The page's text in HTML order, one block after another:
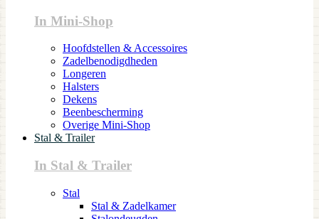
In Mini-Shop
Hoofdstellen & Accessoires
Zadelbenodigdheden
Longeren
Halsters
Dekens
Beenbescherming
Overige Mini-Shop
Stal & Trailer
In Stal & Trailer
Stal
Stal & Zadelkamer